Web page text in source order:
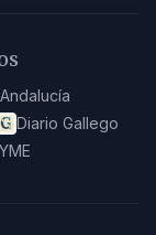
Diario Gallego